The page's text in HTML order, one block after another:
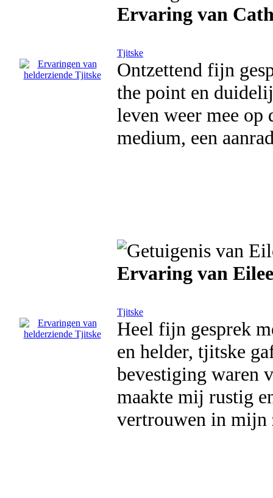
Ervaring van
Tjitske
Ontzettend fijn
the point en
leven weer mee
medium, een
Ervaring van
Tjitske
Heel fijn gesprek
en helder, tjitske
bevestiging waren
maakte mij rustig
vertrouwen in mijn